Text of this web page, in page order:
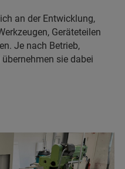
an der Entwicklung,
Geräteteilen
Je nach Betrieb,
sie dabei